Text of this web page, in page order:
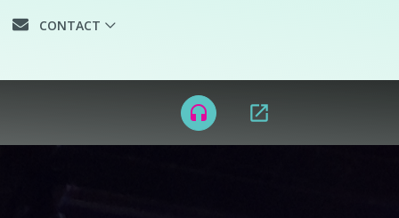
CONTACT
headset open_in_new